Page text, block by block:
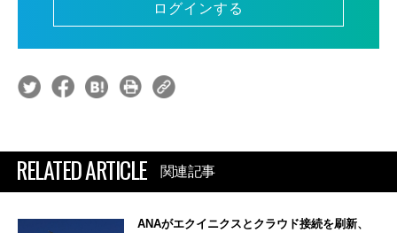
ログインする
RELATED ARTICLE 関連記事
ANAがエクイニクスとクラウド接続を刷新、